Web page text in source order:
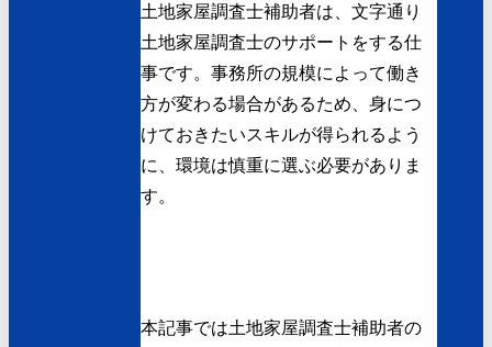
土地家屋調査士補助者は、文字通り
土地家屋調査士のサポートをする仕
事です。事務所の規模によって働き
方が変わる場合があるため、身につ
けておきたいスキルが得られるよう
に、環境は慎重に選ぶ必要がありま
す。
本記事では土地家屋調査士補助者の